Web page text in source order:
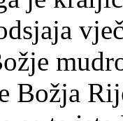
Božja